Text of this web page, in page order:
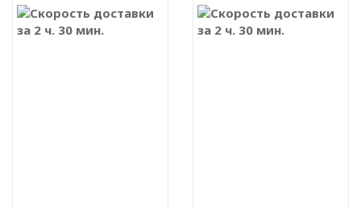
за 2 ч. 30 мин.
за 2 ч. 30 мин.